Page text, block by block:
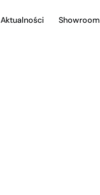
Aktualności Showroom